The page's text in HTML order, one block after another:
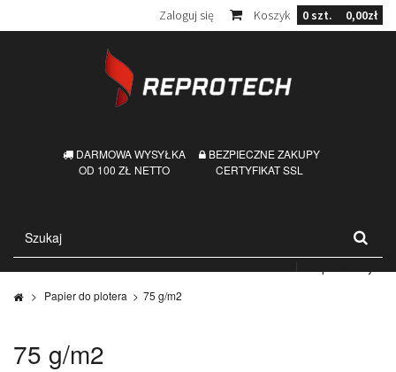
Koszyk 0 szt. 0,00zł
Zaloguj się
DARMOWA WYSYŁKA
OD 100 ZŁ NETTO
BEZPIECZNE ZAKUPY
CERTYFIKAT SSL
> Papier do plotera > 75 g/m2
75 g/m2